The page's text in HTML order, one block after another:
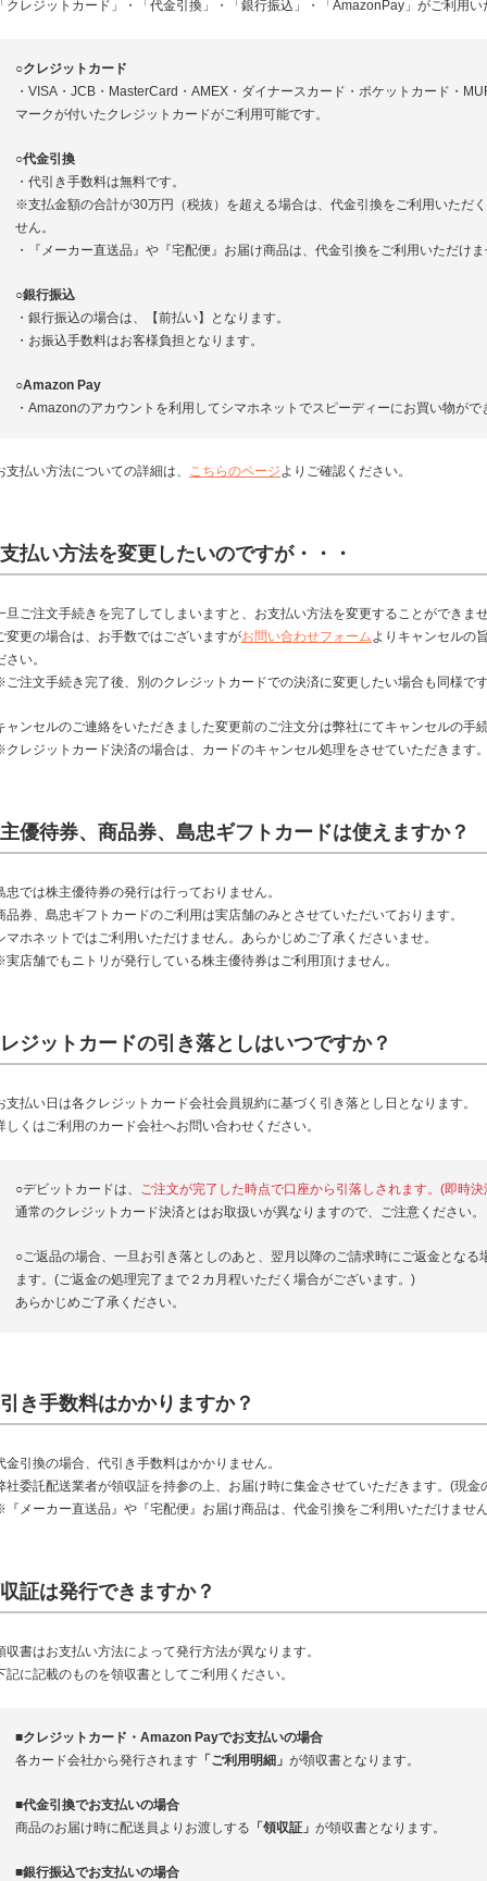
クレジットカード」・「代金引換」・「銀行振込」・「AmazonPay」がご利用い
○クレジットカード
・VISA・JCB・MasterCard・AMEX・ダイナースカード・ポケットカード・
マークが付いたクレジットカードがご利用可能です。
○代金引換
・代引き手数料は無料です。
※支払金額の合計が30万円（税抜）を超える場合は、代金引換をご利用いただ
せん。
・『メーカー直送品』や『宅配便』お届け商品は、代金引換をご利用いただけま
○銀行振込
・銀行振込の場合は、【前払い】となります。
・お振込手数料はお客様負担となります。
○Amazon Pay
・Amazonのアカウントを利用してシマホネットでスピーディーにお買い物がで
支払い方法についての詳細は、 こちらのページよりご確認ください。
払い方法を変更したいのですが・・・
旦ご注文手続きを完了してしまいますと、お支払い方法を変更することができませ
変更の場合は、お手数ではございますがお問い合わせフォームよりキャンセルの
さい。
注文手続き完了後、別のクレジットカードでの決済に変更したい場合も同様です
ャンセルのご連絡をいただきました変更前のご注文分は弊社にてキャンセルの手
レジットカード決済の場合は、カードのキャンセル処理をさせていただきます。
優待券、商品券、島忠ギフトカードは使えますか？
忠では株主優待券の発行は行っておりません。
品券、島忠ギフトカードのご利用は実店舗のみとさせていただいております。
マホネットではご利用いただけません。あらかじめご了承くださいませ。
店舗でもニトリが発行している株主優待券はご利用頂けません。
ジットカードの引き落としはいつですか？
支払い日は各クレジットカード会社会員規約に基づく引き落とし日となります。
しくはご利用のカード会社へお問い合わせください。
○デビットカードは、 ご注文が完了した時点で口座から引落しされます。(即時決
通常のクレジットカード決済とはお取扱いが異なりますので、ご注意ください。
○ご返品の場合、一旦お引き落としのあと、翌月以降のご請求時にご返金となる
ます。(ご返金の処理完了まで２カ月程いただく場合がございます。)
あらかじめご了承ください。
き手数料はかかりますか？
金引換の場合、代引き手数料はかかりません。
社委託配送業者が領収証を持参の上、お届け時に集金させていただきます。(現金
メーカー直送品』や『宅配便』お届け商品は、代金引換をご利用いただけません
証は発行できますか？
収書はお支払い方法によって発行方法が異なります。
記に記載のものを領収書としてご利用ください。
■クレジットカード・Amazon Payでお支払いの場合
各カード会社から発行されます 「ご利用明細」 が領収書となります。
■代金引換でお支払いの場合
商品のお届け時に配送員よりお渡しする 「領収証」 が領収書となります。
■銀行振込でお支払いの場合